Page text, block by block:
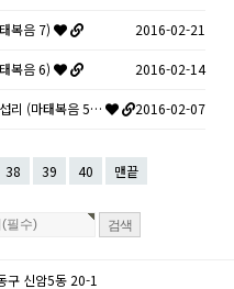
복음 7) 2016-02-21
복음 6) 2016-02-14
리 (마태복음 5… 2016-02-07
38 39 40 맨끝
구 신암5동 20-1